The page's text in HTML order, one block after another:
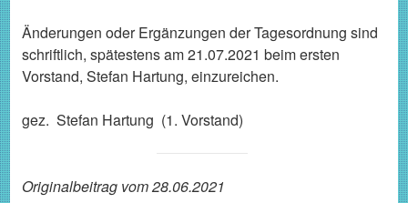
Änderungen oder Ergänzungen der Tagesordnung sind
schriftlich, spätestens am 21.07.2021 beim ersten
Vorstand, Stefan Hartung, einzureichen.
gez. Stefan Hartung (1. Vorstand)
Originalbeitrag vom 28.06.2021